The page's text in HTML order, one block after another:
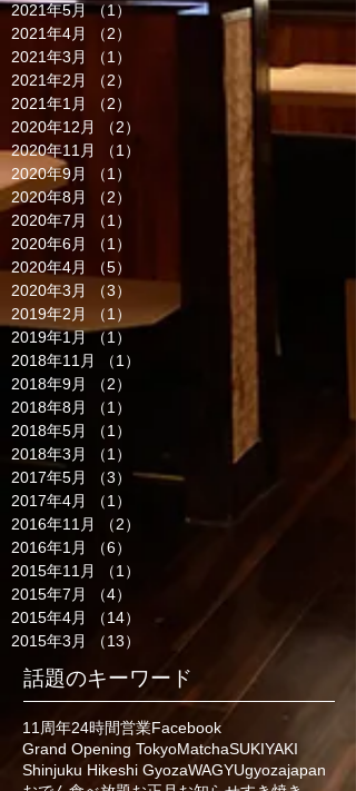
2021年5月 （1）1件の記事
2021年4月
（2）
2021年3月
（1）
2021年2月
（2）
2021年1月
（2）
2020年12月
（2）
2020年11月
（1）
2020年9月
（1）
2020年8月
（2）
2020年7月
（1）
2020年6月
（1）
2020年4月
（5）
2020年3月
（3）
2019年2月
（1）
1件の記事
2019年1月 （1）
2018年11月
（1）
2018年9月
（2）
2018年8月
（1）
2018年5月
（1）
2018年3月
（1）
2017年5月
（3）
3件の記事
2017年4月
（1）
2016年11月
（2）
2件の記事
2016年1月
（6）
2015年11月
（1）
2015年7月
（4）
2015年4月
（14）
14件の記事
2015年3月
（13）
話題のキーワード
11周年24時間営業Facebook
Grand Opening TokyoMatchaSUKIYAKI
Shinjuku Hikeshi GyozaWAGYUgyozajapan